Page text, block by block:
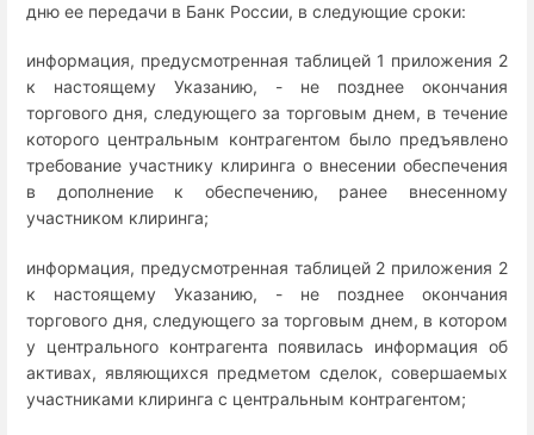
дню ее передачи в Банк России, в следующие сроки:
информация, предусмотренная таблицей 1 приложения 2
к настоящему Указанию, - не позднее окончания
торгового дня, следующего за торговым днем, в течение
которого центральным контрагентом было предъявлено
требование участнику клиринга о внесении обеспечения
в дополнение к обеспечению, ранее внесенному
участником клиринга;
информация, предусмотренная таблицей 2 приложения 2
к настоящему Указанию, - не позднее окончания
торгового дня, следующего за торговым днем, в котором
у центрального контрагента появилась информация об
активах, являющихся предметом сделок, совершаемых
участниками клиринга с центральным контрагентом;